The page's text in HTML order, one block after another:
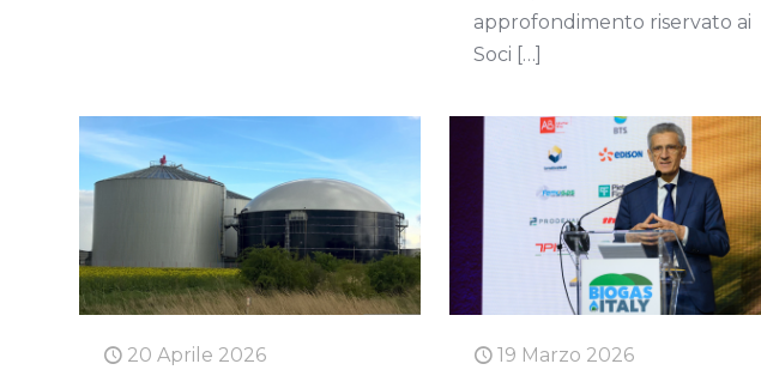
approfondimento riservato ai
Soci […]
20 Aprile 2026 19 Marzo 2026